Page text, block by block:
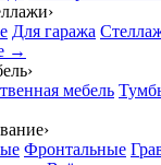
›
Для гаража
→
›
мебель
›
Фронтальные